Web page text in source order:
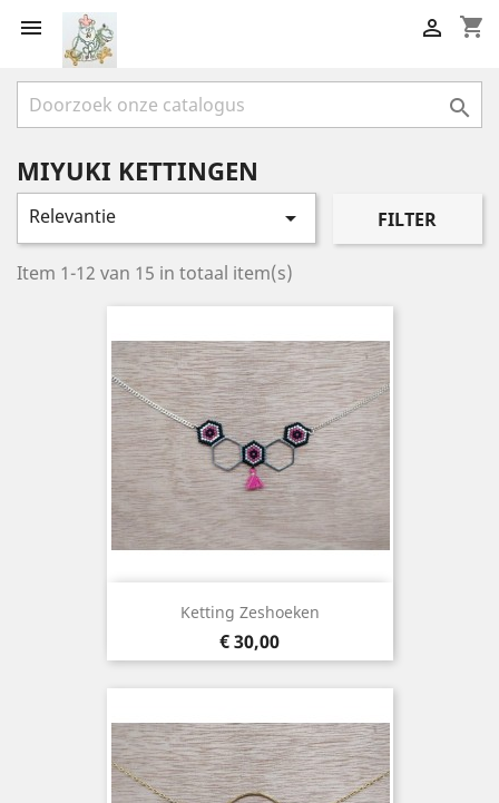
 shopping_cart


MIYUKI KETTINGEN
Relevantie  FILTER
Item 1-12 van 15 in totaal item(s)
Ketting Zeshoeken
Prijs
€ 30,00